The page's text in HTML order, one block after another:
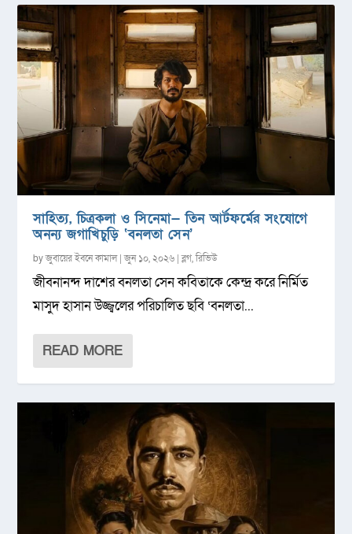
সাহিত্য, চিত্রকলা ও সিনেমা— তিন আর্টফর্মের সংযোগে
অনন্য জগাখিচুড়ি ‘বনলতা সেন’
byজুবায়ের ইবনে কামাল|জুন ১০, ২০২৬ |ব্লগ,রিভিউ
জীবনানন্দ দাশের বনলতা সেন কবিতাকে কেন্দ্র করে নির্মিত
মাসুদ হাসান উজ্জ্বলের পরিচালিত ছবি ‘বনলতা...
READ MORE